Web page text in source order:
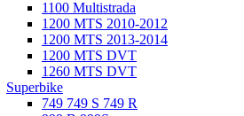
1100 Multistrada
1200 MTS 2010-2012
1200 MTS 2013-2014
1200 MTS DVT
1260 MTS DVT
Superbike
749 749 S 749 R